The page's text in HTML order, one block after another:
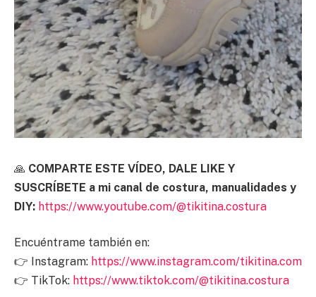
🙏 COMPARTE ESTE VÍDEO, DALE LIKE Y
SUSCRÍBETE a mi canal de costura, manualidades y
DIY: https://www.youtube.com/@tikitina.costura
Encuéntrame también en:
👉 Instagram: https://www.instagram.com/tikitina.com
👉 TikTok: https://www.tiktok.com/@tikitina.costura